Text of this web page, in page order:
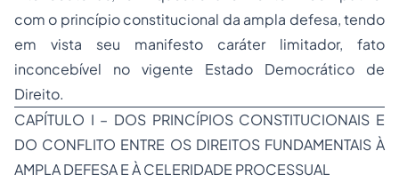
com o princípio constitucional da ampla defesa, tendo
em vista seu manifesto caráter limitador, fato
inconcebível no vigente Estado Democrático de
Direito.
CAPÍTULO I – DOS PRINCÍPIOS CONSTITUCIONAIS E
DO CONFLITO ENTRE OS DIREITOS FUNDAMENTAIS À
AMPLA DEFESA E À CELERIDADE PROCESSUAL